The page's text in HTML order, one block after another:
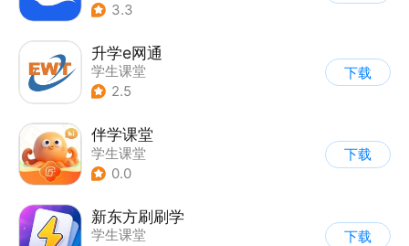
3.3
升学e网通
学生课堂
2.5
下载
伴学课堂
学生课堂
0.0
下载
新东方刷刷学
学生课堂
下载